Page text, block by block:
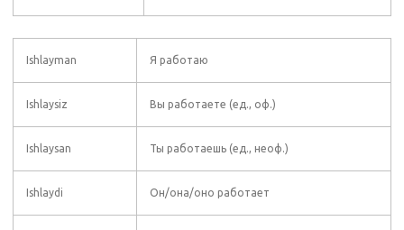
Ishlayman Я работаю
Ishlaysiz Вы работаете (ед., оф.)
Ishlaysan Ты работаешь (ед., неоф.)
Ishlaydi Он/она/оно работает